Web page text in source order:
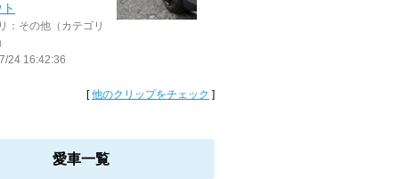
：その他（カテゴリ
24 16:42:36
[他のクリップをチェック ]
愛車一覧